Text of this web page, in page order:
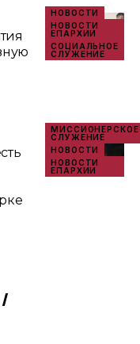
НОВОСТИ
НОВОСТИ
ЕПАРХИИ
СОЦИАЛЬНОЕ
СЛУЖЕНИЕ
МИССИОНЕРСКОЕ
СЛУЖЕНИЕ
НОВОСТИ
НОВОСТИ
ЕПАРХИИ